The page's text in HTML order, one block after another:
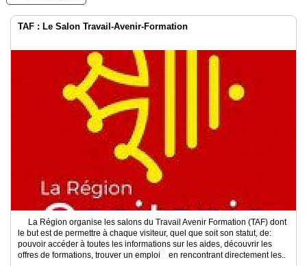
Agenda
Inscription
annuaire
pro
Accès
éditeur
TAF : Le Salon Travail-Avenir-Formation
La Région organise les salons du Travail Avenir Formation (TAF) dont
le but est de permettre à chaque visiteur, quel que soit son statut, de:
pouvoir accéder à toutes les informations sur les aides, découvrir les
offres de formations, trouver un emploi en rencontrant directement les..